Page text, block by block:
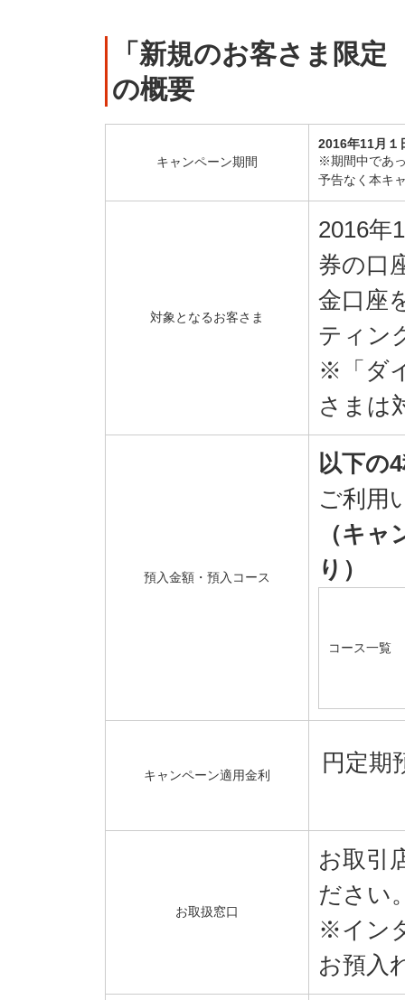
「新規のお客さま限
の概要
キャンペーン期間
2016年11月１
※期間中であ
予告なく本キ
対象となるお客さま
2016年
券の口
金口座
ティン
※「ダ
さまは
預入金額・預入コース
以下の
ご利用
（キ
り）
コース一覧
キャンペーン適用金利 円
お取扱窓口
お取引
ださい
※イン
お預入